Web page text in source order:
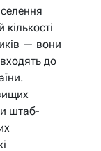
— вони
до
штаб-